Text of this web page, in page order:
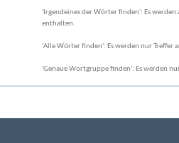
'Irgendeines der Wörter finden': Es werden
enthalten.
'Alle Wörter finden': Es werden nur Treffer
'Genaue Wortgruppe finden': Es werden